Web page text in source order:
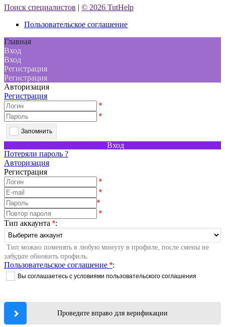
Поиск специалистов | © 2026 TutHelp
Пользовательское соглашение
Главная
Вход
Вход
Регистрация
Регистрация
Авторизация
Регистрация
*
*
Запомнить
Вход
Потеряли пароль ?
Авторизация
Регистрация
*
*
*
*
Тип аккаунта *:
Тип можно поменять в любую минуту в профиле, после смены не
забудьте обновить профиль.
Пользовательское соглашение *:
Вы соглашаетесь с условиями пользовательского соглашения
Проведите вправо для верификации